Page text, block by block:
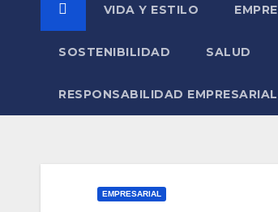
VIDA Y ESTILO
SOSTENIBILIDAD SALUD
RESPONSABILIDAD EMPRESARIAL
EMPRESARIAL